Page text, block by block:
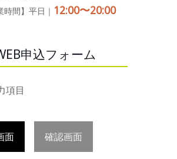
時間】平日｜ 12:00〜20:00
申込フォーム
項目
面 確認画面